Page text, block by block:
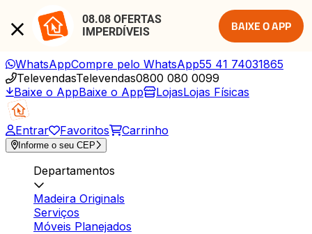
08.08 OFERTAS
IMPERDÍVEIS
BAIXE O APP
WhatsAppCompre pelo WhatsApp55 41 74031865
TelevendasTelevendas0800 080 0099
Baixe o AppBaixe o App LojasLojas Físicas
Entrar Favoritos Carrinho
Informe o seu CEP
Departamentos
Madeira Originals
Serviços
Móveis Planejados